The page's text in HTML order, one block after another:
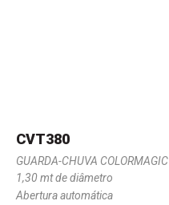
CVT380
GUARDA-CHUVA COLORMAGIC
1,30 mt de diâmetro
Abertura automática